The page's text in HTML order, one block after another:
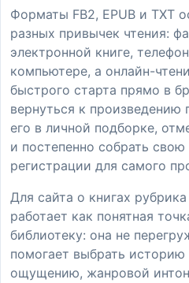
Форматы FB2, EPUB и TXT
разных привычек чтения:
электронной книге,
компьютере, а онлайн-
быстрого старта прямо в
вернуться к
его в личной подборке,
и постепенно собрать
регистрации для самого
Для сайта о книгах
работает как понятная
библиотеку: она не
помогает выбрать
ощущению, жанровой